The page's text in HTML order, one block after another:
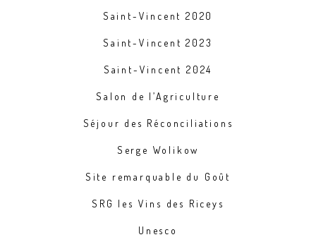
Saint-Vincent 2020
Saint-Vincent 2023
Saint-Vincent 2024
Salon de l’Agriculture
Séjour des Réconciliations
Serge Wolikow
Site remarquable du Goût
SRG les Vins des Riceys
Unesco